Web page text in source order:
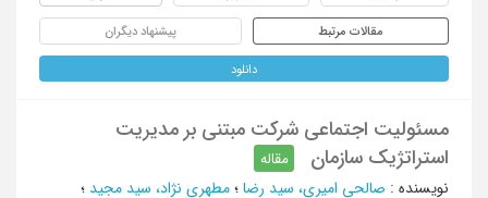
مقالات مرتبط پیشنهاد دیگران
دانلود
مسئولیت اجتماعی شرکت مبتنی بر مدیریت
استراتژیک سازمان
مقاله
نویسنده : صالحی امیری، سید رضا ؛ مطهری نژاد، سید مجید ؛